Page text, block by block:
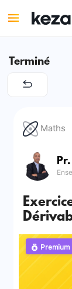
Terminé
Maths
Premium